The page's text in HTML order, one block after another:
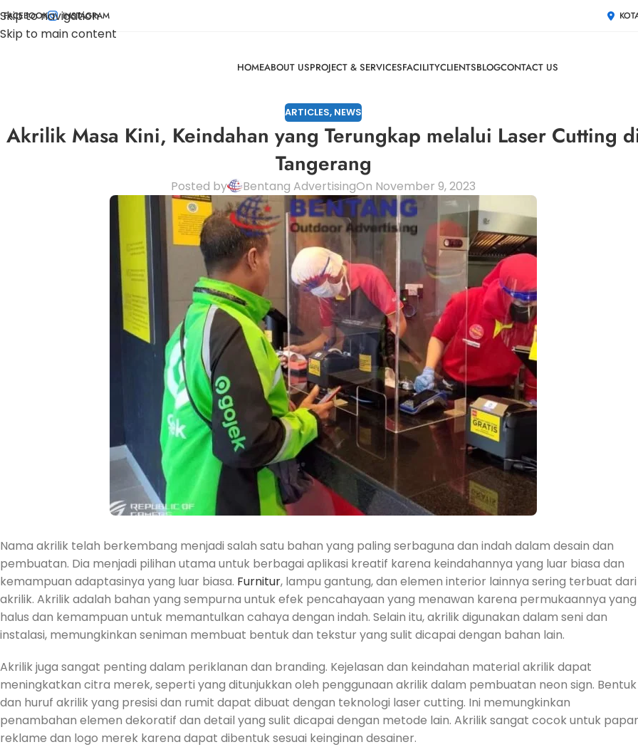
Skip to navigation
Skip to main content
FACEBOOK INSTAGRAM
HOMEABOUT USPROJECT & SERVICESFACILITYCLIENTSBLOGCONTACT US
ARTICLES, NEWS
Akrilik Masa Kini, Keindahan yang Terungkap melalui Laser Cutting
Tangerang
Posted by Bentang AdvertisingOn November 9, 2023
Nama akrilik telah berkembang menjadi salah satu bahan yang paling serbaguna dan indah dalam desain dan
pembuatan. Dia menjadi pilihan utama untuk berbagai aplikasi kreatif karena keindahannya yang luar biasa dan
kemampuan adaptasinya yang luar biasa. Furnitur, lampu gantung, dan elemen interior lainnya sering terbuat dari
akrilik. Akrilik adalah bahan yang sempurna untuk efek pencahayaan yang menawan karena permukaannya yang
halus dan kemampuan untuk memantulkan cahaya dengan indah. Selain itu, akrilik digunakan dalam seni dan
instalasi, memungkinkan seniman membuat bentuk dan tekstur yang sulit dicapai dengan bahan lain.
Akrilik juga sangat penting dalam periklanan dan branding. Kejelasan dan keindahan material akrilik dapat
meningkatkan citra merek, seperti yang ditunjukkan oleh penggunaan akrilik dalam pembuatan neon sign. Bentuk
dan huruf akrilik yang presisi dan rumit dapat dibuat dengan teknologi laser cutting. Ini memungkinkan
penambahan elemen dekoratif dan detail yang sulit dicapai dengan metode lain. Akrilik sangat cocok untuk
reklame dan logo merek karena dapat dibentuk sesuai keinginan desainer.